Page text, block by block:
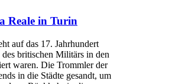
Reale in Turin
auf das 17. Jahrhundert
britischen Militärs in den
waren. Die Trommler der
in die Städte gesandt, um